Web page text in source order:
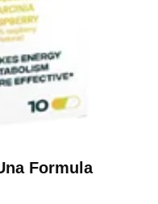
Formula